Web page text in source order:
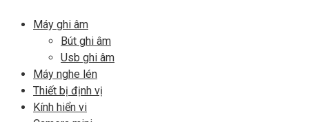
Máy ghi âm
Bút ghi âm
Usb ghi âm
Máy nghe lén
Thiết bị định vị
Kính hiển vi